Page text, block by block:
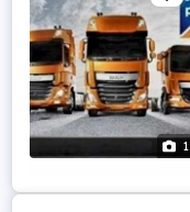
1